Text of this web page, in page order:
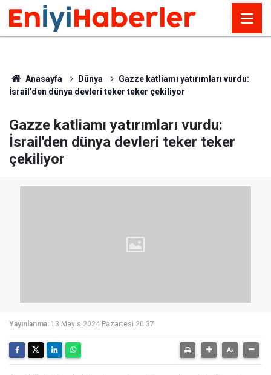
Anasayfa Dünya
Gazze katliamı yatırımları vurdu:
İsrail'den dünya devleri teker teker çekiliyor
Gazze katliamı yatırımları vurdu:
İsrail'den dünya devleri teker teker
çekiliyor
Yayınlanma: 13 Mayıs 2024 Pazartesi 20:37